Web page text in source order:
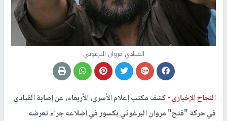
القيادي مروان البرغوثي
النجاح الإخباري -كشف مكتب إعلام الأسرى، الأربعاء، عن إصابة القيادي
في حركة "فتح" مروان البرغوثي بكسور في أضلاعه جراء تعرضه